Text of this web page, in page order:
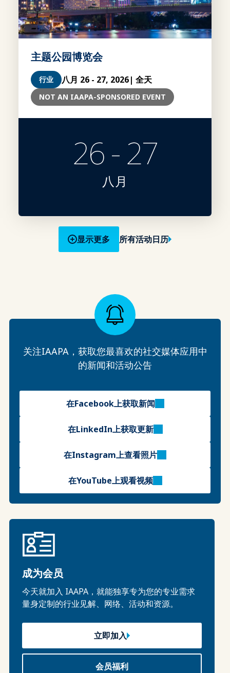
主题公园博览会
行业 八月 26 - 27, 2026| 全天
NOT AN IAAPA-SPONSORED EVENT
26 - 27
八月
显示更多 所有活动日历
关注IAAPA，获取您最喜欢的社交媒体应用中
的新闻和活动公告
在Facebook上获取新闻
在LinkedIn上获取更新
在Instagram上查看照片
在YouTube上观看视频
成为会员
今天就加入 IAAPA，就能独享专为您的专业需求
量身定制的行业见解、网络、活动和资源。
立即加入
会员福利